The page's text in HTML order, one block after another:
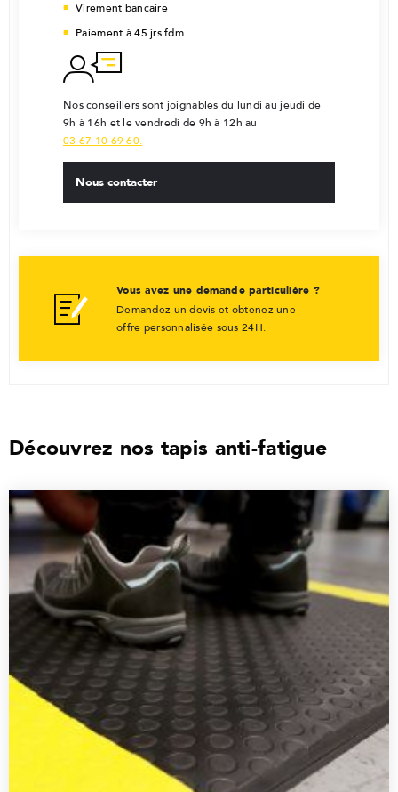
Virement bancaire
Paiement à 45 jrs fdm
Nos conseillers sont joignables du lundi au jeudi de
9h à 16h et le vendredi de 9h à 12h au
03 67 10 69 60.
Nous contacter
Vous avez une demande particulière ?
Demandez un devis et obtenez une
offre personnalisée sous 24H.
Découvrez nos tapis anti-fatigue